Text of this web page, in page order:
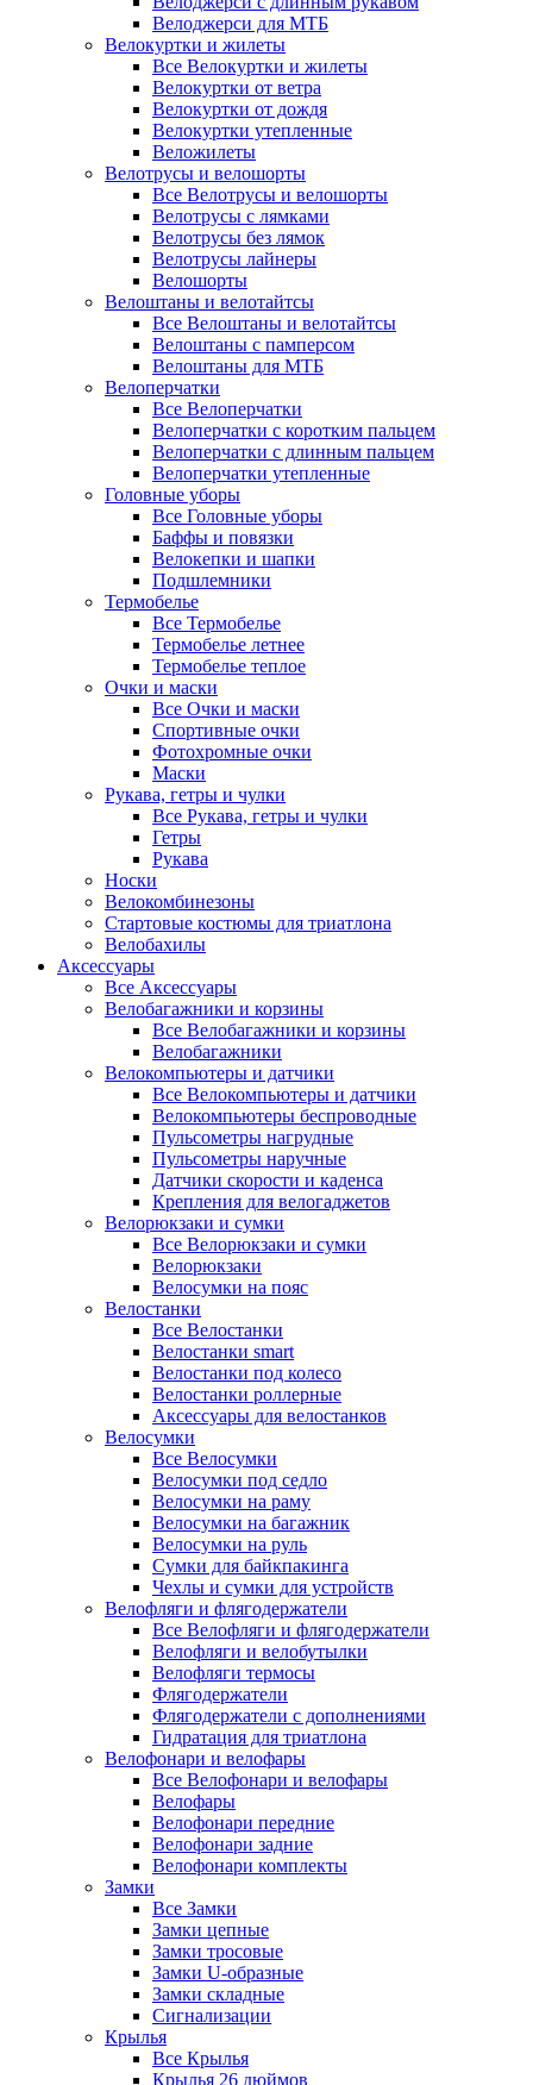
Велоджерси для МТБ
Велокуртки и жилеты
Все Велокуртки и жилеты
Велокуртки от ветра
Велокуртки от дождя
Велокуртки утепленные
Веложилеты
Велотрусы и велошорты
Все Велотрусы и велошорты
Велотрусы с лямками
Велотрусы без лямок
Велотрусы лайнеры
Велошорты
Велоштаны и велотайтсы
Все Велоштаны и велотайтсы
Велоштаны с памперсом
Велоштаны для МТБ
Велоперчатки
Все Велоперчатки
Велоперчатки с коротким пальцем
Велоперчатки с длинным пальцем
Велоперчатки утепленные
Головные уборы
Все Головные уборы
Баффы и повязки
Велокепки и шапки
Подшлемники
Термобелье
Все Термобелье
Термобелье летнее
Термобелье теплое
Очки и маски
Все Очки и маски
Спортивные очки
Фотохромные очки
Маски
Рукава, гетры и чулки
Все Рукава, гетры и чулки
Гетры
Рукава
Носки
Велокомбинезоны
Стартовые костюмы для триатлона
Велобахилы
Аксессуары
Все Аксессуары
Велобагажники и корзины
Все Велобагажники и корзины
Велобагажники
Велокомпьютеры и датчики
Все Велокомпьютеры и датчики
Велокомпьютеры беспроводные
Пульсометры нагрудные
Пульсометры наручные
Датчики скорости и каденса
Крепления для велогаджетов
Велорюкзаки и сумки
Все Велорюкзаки и сумки
Велорюкзаки
Велосумки на пояс
Велостанки
Все Велостанки
Велостанки smart
Велостанки под колесо
Велостанки роллерные
Аксессуары для велостанков
Велосумки
Все Велосумки
Велосумки под седло
Велосумки на раму
Велосумки на багажник
Велосумки на руль
Сумки для байкпакинга
Чехлы и сумки для устройств
Велофляги и флягодержатели
Все Велофляги и флягодержатели
Велофляги и велобутылки
Велофляги термосы
Флягодержатели
Флягодержатели с дополнениями
Гидратация для триатлона
Велофонари и велофары
Все Велофонари и велофары
Велофары
Велофонари передние
Велофонари задние
Велофонари комплекты
Замки
Все Замки
Замки цепные
Замки тросовые
Замки U-образные
Замки складные
Сигнализации
Крылья
Все Крылья
Крылья 26 дюймов